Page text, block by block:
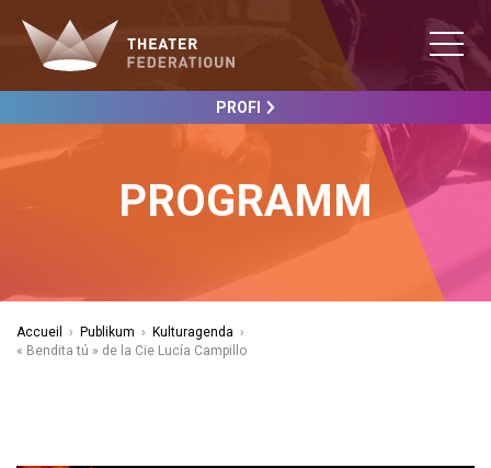
PROFI
PROGRAMM
Accueil › Publikum › Kulturagenda ›
« Bendita tú » de la Cie Lucía Campillo